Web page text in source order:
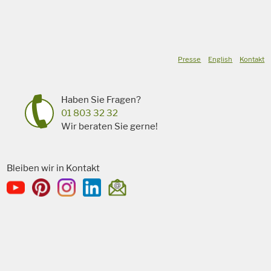
Presse English Kontakt
Haben Sie Fragen?
01 803 32 32
Wir beraten Sie gerne!
Bleiben wir in Kontakt